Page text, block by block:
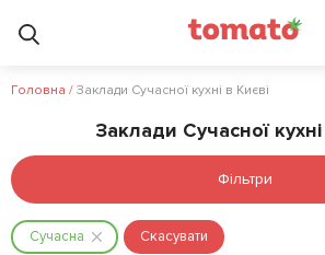
Головна / Заклади Сучасної кухні в Києві
Заклади Сучасної
Фільтри
Сучасна Скасувати